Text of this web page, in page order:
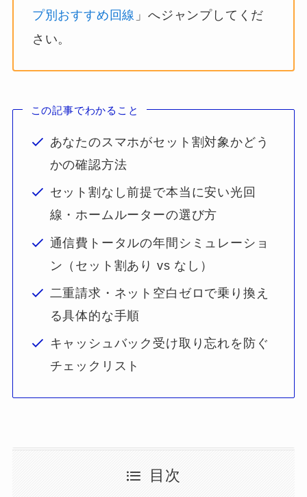
プ別おすすめ回線 」へジャンプしてくだ
さい。
この記事でわかること
あなたのスマホがセット割対象かどう
かの確認方法
セット割なし前提で本当に安い光回
線・ホームルーターの選び方
通信費トータルの年間シミュレーショ
ン（セット割あり vs なし）
二重請求・ネット空白ゼロで乗り換え
る具体的な手順
キャッシュバック受け取り忘れを防ぐ
チェックリスト
目次